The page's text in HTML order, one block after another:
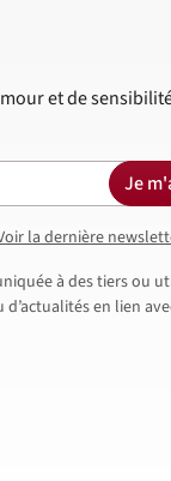
et de
Je
la dernière
à des tiers ou
en lien